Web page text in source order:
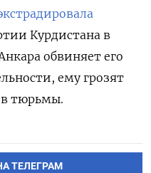
Курдистана в
обвиняет его
ему грозят
тюрьмы.
ТЕЛЕГРАМ